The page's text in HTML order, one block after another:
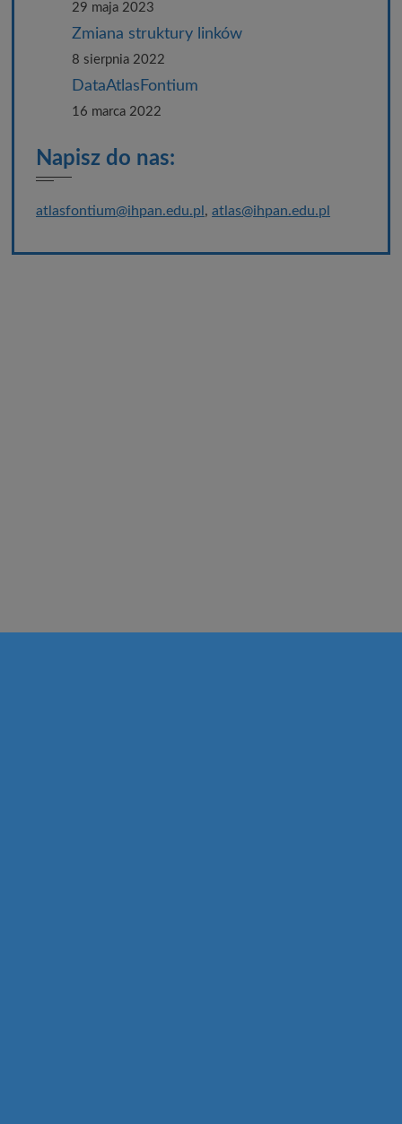
29 maja 2023
Zmiana struktury linków
8 sierpnia 2022
DataAtlasFontium
16 marca 2022
Napisz do nas:
atlasfontium@ihpan.edu.pl , atlas@ihpan.edu.pl